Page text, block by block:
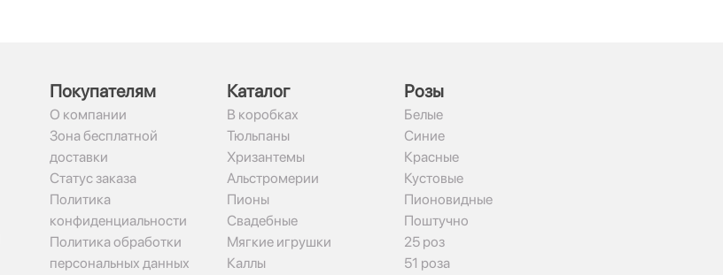
Покупателям
О компании
Зона бесплатной
доставки
Статус заказа
Политика
конфиденциальности
Политика обработки
персональных данных
Каталог
В коробках
Тюльпаны
Хризантемы
Альстромерии
Пионы
Свадебные
Мягкие игрушки
Каллы
Рoзы
Белые
Синие
Красные
Кустовые
Пионовидные
Поштучно
25 роз
51 роза